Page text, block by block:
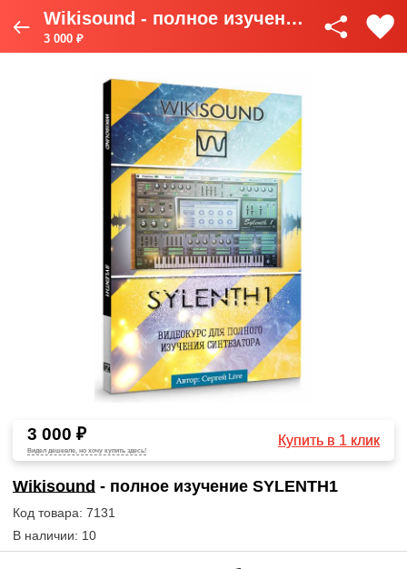
Wikisound - полное изучение SYLENTH1
3 000 ₽
3 000 ₽
Видел дешевле, но хочу купить здесь!
Купить в 1 клик
Wikisound - полное изучение SYLENTH1
Код товара: 7131
В наличии: 10